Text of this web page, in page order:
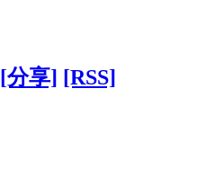
[分享] [RSS]